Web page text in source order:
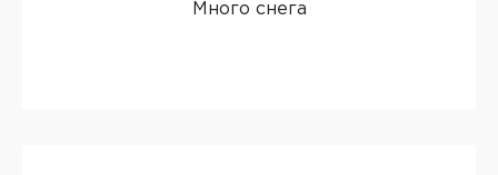
Много снега